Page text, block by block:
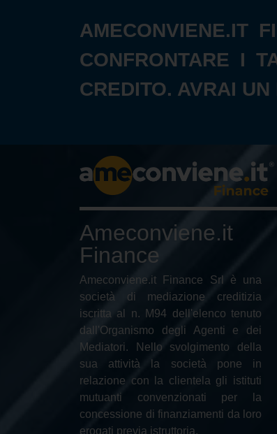
AMECONVIENE.IT
CONFRONTARE I
CREDITO. AVRAI
Ameconviene.it
Finance
Ameconviene.it Finance Srl è una
società di mediazione creditizia
iscritta al n. M94 dell'elenco tenuto
dall'Organismo degli Agenti e dei
Mediatori. Nello svolgimento della
sua attività la società pone in
relazione con la clientela gli istituti
mutuanti convenzionati per la
concessione di finanziamenti da loro
erogati previa istruttoria.